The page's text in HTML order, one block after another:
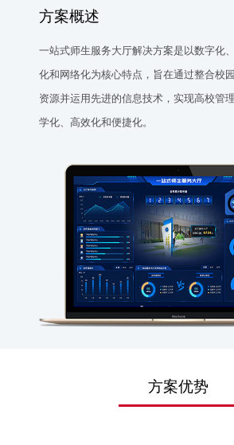
方案概述
一站式师生服务大厅解决方案是以数字化
化和网络化为核心特点，旨在通过整合校
资源并运用先进的信息技术，实现高校管
学化、高效化和便捷化。
方案优势